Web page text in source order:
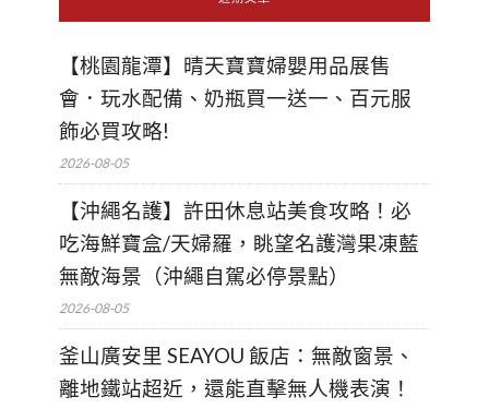
【桃園龍潭】晴天寶寶婦嬰用品展售
會．玩水配備、奶瓶買一送一、百元服
飾必買攻略!
2026-08-05
【沖繩名護】許田休息站美食攻略！必
吃海鮮寶盒/天婦羅，眺望名護灣果凍藍
無敵海景（沖繩自駕必停景點）
2026-08-05
釜山廣安里 SEAYOU 飯店：無敵窗景、
離地鐵站超近，還能直擊無人機表演！